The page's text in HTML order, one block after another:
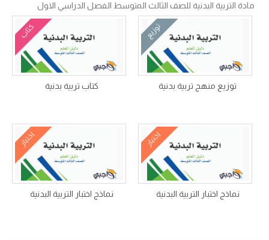
مادة التربية البدنية للصف الثالث المتوسط الفصل الدراسي الاول
توزيع
توزيع منهج تربية بدنية
كتاب
كتاب تربية بدنية
اختبار
نماذج اختبار التربية البدنية
اختبار
نماذج اختبار التربية البدنية